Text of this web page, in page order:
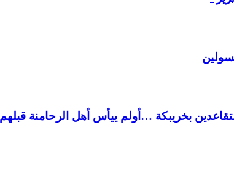
بخريبكة …أولم ييأس أهل الرحامنة قبلهم